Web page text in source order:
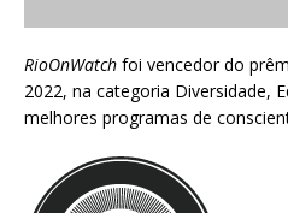
RioOnWatch foi vencedor do
2022, na categoria Diversidade,
melhores programas de